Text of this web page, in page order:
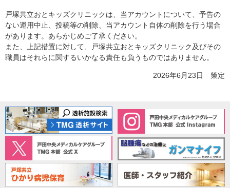
戸塚共立おとキッズクリニックは、当アカウントについて、予告の
ない運用中止、投稿等の削除、当アカウント自体の削除を行う場合
があります。あらかじめご了承ください。
また、上記措置に対して、戸塚共立おとキッズクリニック及びその
職員はそれらに関するいかなる責任も負うものではありません。
2026年6月23日 策定